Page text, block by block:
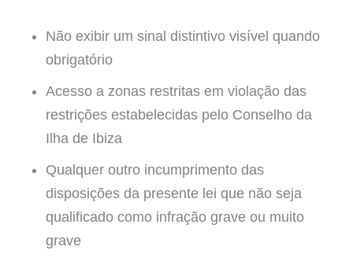
Não exibir um sinal distintivo visível quando
obrigatório
Acesso a zonas restritas em violação das
restrições estabelecidas pelo Conselho da
Ilha de Ibiza
Qualquer outro incumprimento das
disposições da presente lei que não seja
qualificado como infração grave ou muito
grave